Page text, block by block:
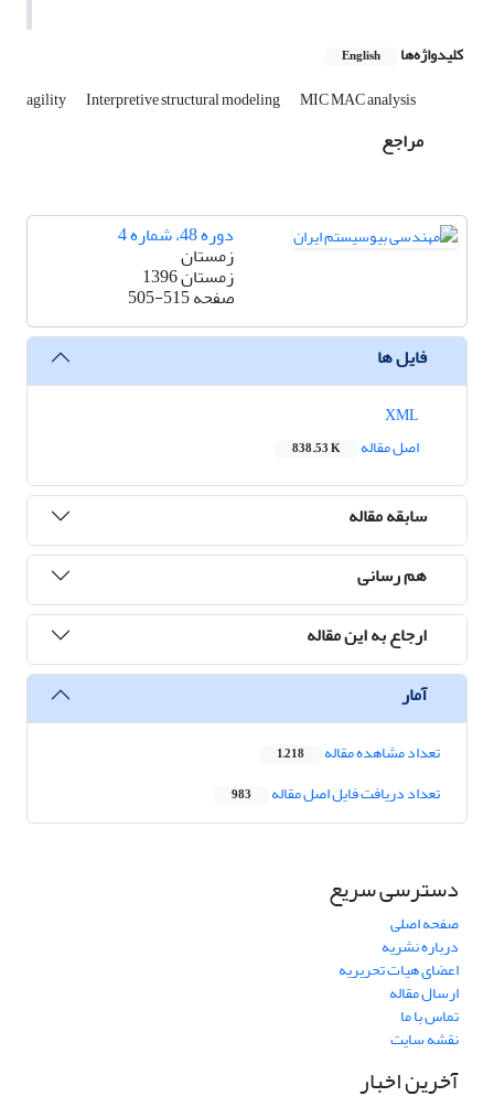
کلیدواژه‌ها English
agility Interpretive structural modeling MIC MAC analysis
مراجع
دوره 48، شماره 4
زمستان
زمستان 1396
صفحه505-515
فایل ها
اصل مقاله
838.53 K
سابقه مقاله
هم رسانی
ارجاع به این مقاله
آمار
تعداد مشاهده مقاله 1,218
تعداد دریافت فایل اصل مقاله 983
دسترسی سریع
صفحه اصلی
درباره نشریه
اعضای هیات تحریریه
ارسال مقاله
تماس با ما
نقشه سایت
آخرین اخبار